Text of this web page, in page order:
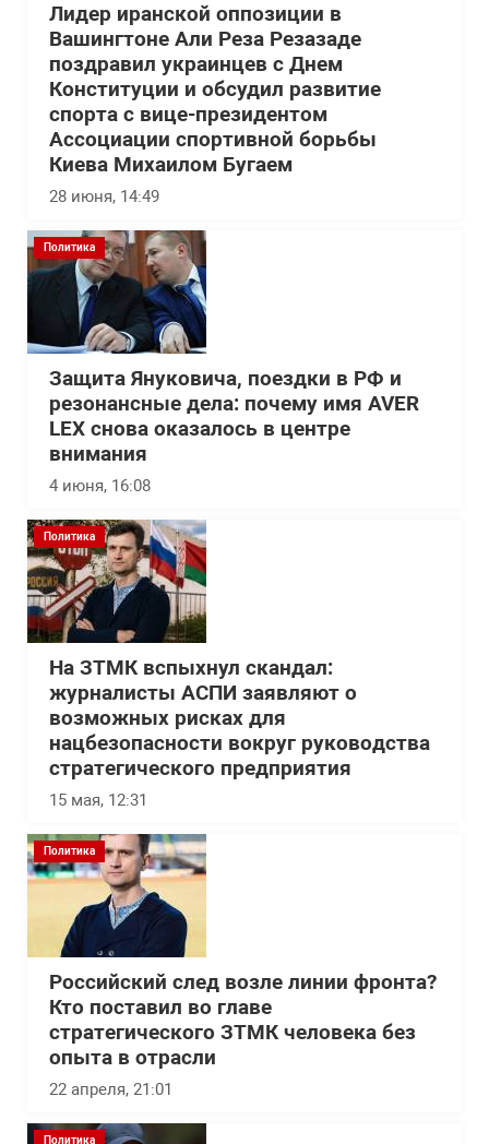
Лидер иранской оппозиции в
Вашингтоне Али Реза Резазаде
поздравил украинцев с Днем
Конституции и обсудил развитие
спорта с вице-президентом
Ассоциации спортивной борьбы
Киева Михаилом Бугаем
28 июня, 14:49
Политика
Защита Януковича, поездки в РФ и
резонансные дела: почему имя AVER
LEX снова оказалось в центре
внимания
4 июня, 16:08
Политика
На ЗТМК вспыхнул скандал:
журналисты АСПИ заявляют о
возможных рисках для
нацбезопасности вокруг руководства
стратегического предприятия
15 мая, 12:31
Политика
Российский след возле линии фронта?
Кто поставил во главе
стратегического ЗТМК человека без
опыта в отрасли
22 апреля, 21:01
Политика